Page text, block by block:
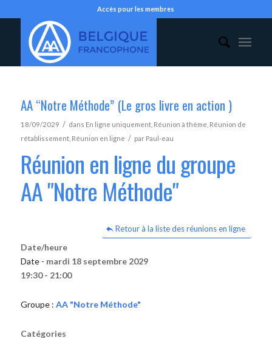
Accès pour les membres
AA “Notre Méthode” (Le gros livre en action )
18/09/2029 / dans En ligne uniquement, Réunion à thème Réunion de
rétablissement, Réunion en ligne / par Paul-eau
Réunion en ligne du groupe
AA "Notre Méthode"
Retour à la liste des réunions en ligne
Date/heure
Date - mardi 18 septembre 2029
19:30 - 21:00
Groupe : AA "Notre Méthode"
Catégories